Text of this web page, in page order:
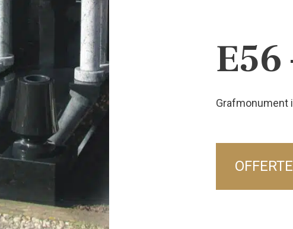
Grafmonument